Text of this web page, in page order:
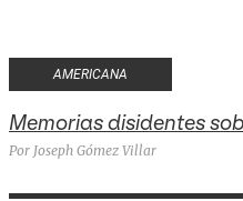
AMERICANA
Memorias disidentes
Por Joseph Gómez Villar